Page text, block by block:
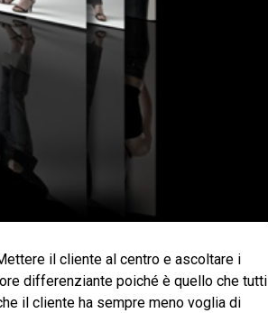
il cliente al centro e ascoltare i
differenziante poiché è quello che tutti
il cliente ha sempre meno voglia di